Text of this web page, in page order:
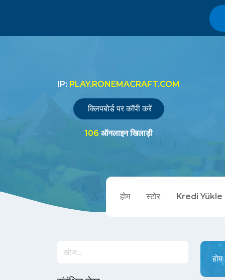
IP: PLAY.RONEMACRAFT.COM
क्लिपबोर्ड पर कॉपी करें
106 ऑनलाइन खिलाड़ी
होम स्टोर Kredi Yükle
होम